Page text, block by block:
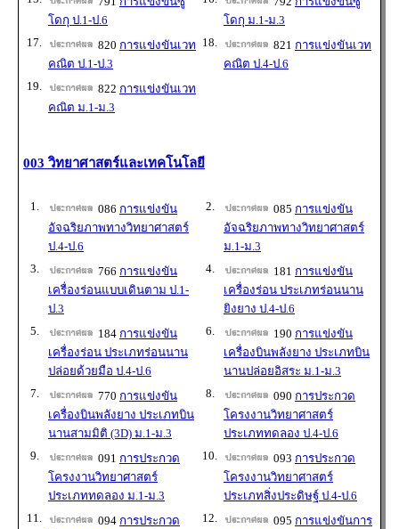
โดกุ ป.1-ป.6
โดกุ ม.1-ม.3
17.
820 การแข่งขันเวท
คณิต ป.1-ป.3
18. 821 การแข่งขันเวท
คณิต ป.4-ป.6
19.
822 การแข่งขันเวท
คณิต ม.1-ม.3
003 วิทยาศาสตร์และเทคโนโลยี
1. 086 การแข่งขัน
อัจฉริยภาพทางวิทยาศาสตร์
ป.4-ป.6
2. 085 การแข่งขัน
อัจฉริยภาพทางวิทยาศาสตร์
ม.1-ม.3
3.
766 การแข่งขัน
เครื่องร่อนแบบเดินตาม ป.1-
ป.3
4. 181 การแข่งขัน
เครื่องร่อน ประเภทร่อนนาน
ยิงยาง ป.4-ป.6
5.
184 การแข่งขัน
เครื่องร่อน ประเภทร่อนนาน
ปล่อยด้วยมือ ป.4-ป.6
6. 190 การแข่งขัน
เครื่องบินพลังยาง ประเภทบิน
นานปล่อยอิสระ ม.1-ม.3
7.
770 การแข่งขัน
เครื่องบินพลังยาง ประเภทบิน
นานสามมิติ (3D) ม.1-ม.3
8. 090 การประกวด
โครงงานวิทยาศาสตร์
ประเภททดลอง ป.4-ป.6
9.
091 การประกวด
โครงงานวิทยาศาสตร์
ประเภททดลอง ม.1-ม.3
10. 093 การประกวด
โครงงานวิทยาศาสตร์
ประเภทสิ่งประดิษฐ์ ป.4-ป.6
11.
094 การประกวด
12. 095 การแข่งขันการ